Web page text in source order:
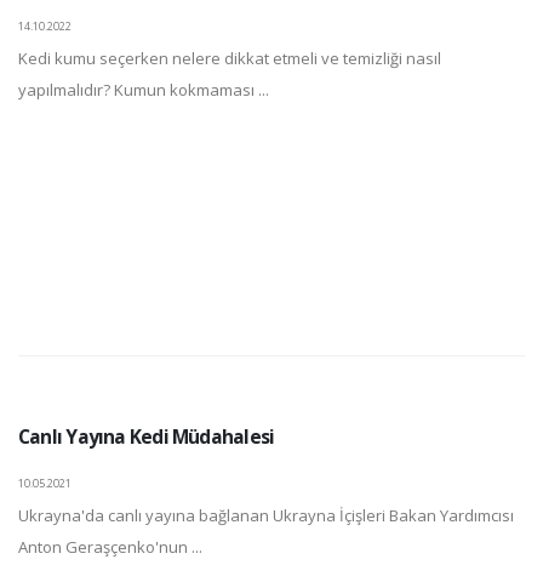
14.10.2022
Kedi kumu seçerken nelere dikkat etmeli ve temizliği nasıl
yapılmalıdır? Kumun kokmaması ...
Canlı Yayına Kedi Müdahalesi
10.05.2021
Ukrayna'da canlı yayına bağlanan Ukrayna İçişleri Bakan Yardımcısı
Anton Geraşçenko'nun ...